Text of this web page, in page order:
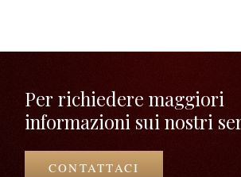
Per richiedere maggiori
informazioni sui nostri
CONTATTACI